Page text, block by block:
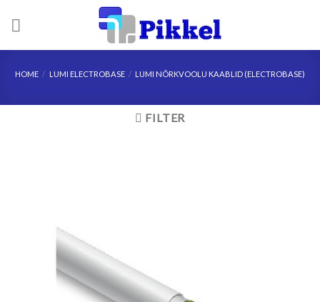
HOME / LUMI ELECTROBASE / LUMI NÕRKVOOLU KAABLID (ELECTROBASE)
FILTER